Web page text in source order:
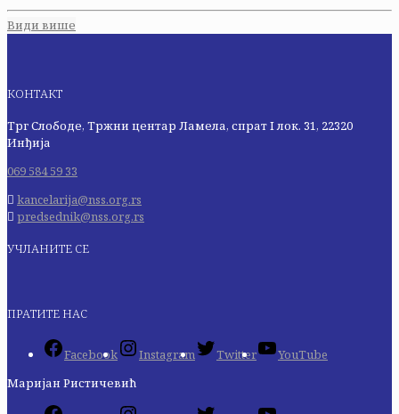
Види више
КОНТАКТ
Трг Слободе, Тржни центар Ламела, спрат I лок. 31, 22320
Инђија
069 584 59 33
kancelarija@nss.org.rs
predsednik@nss.org.rs
УЧЛАНИТЕ СЕ
ПРАТИТЕ НАС
Facebook Instagram Twitter
YouTube
Маријан Ристичевић